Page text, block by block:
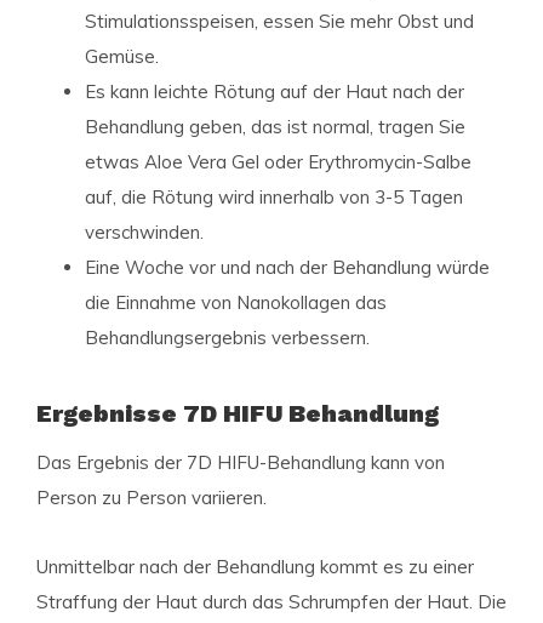
Stimulationsspeisen, essen Sie mehr Obst und
Gemüse.
Es kann leichte Rötung auf der Haut nach der
Behandlung geben, das ist normal, tragen Sie
etwas Aloe Vera Gel oder Erythromycin-Salbe
auf, die Rötung wird innerhalb von 3-5 Tagen
verschwinden.
Eine Woche vor und nach der Behandlung würde
die Einnahme von Nanokollagen das
Behandlungsergebnis verbessern.
Ergebnisse 7D HIFU Behandlung
Das Ergebnis der 7D HIFU-Behandlung kann von
Person zu Person variieren.
Unmittelbar nach der Behandlung kommt es zu einer
Straffung der Haut durch das Schrumpfen der Haut. Die